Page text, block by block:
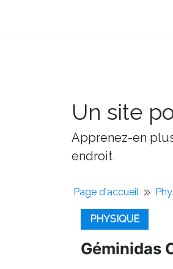
Un site
Apprenez-en
endroit
Page d'accueil
PHYSIQUE
Géminidas